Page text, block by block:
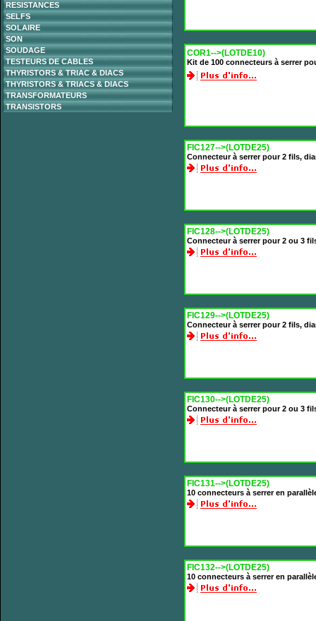
RESISTANCES
SELFS
SOLAIRE
SON
SOUDAGE
TESTEURS DE CABLES
THYRISTORS & TRIAC & DIACS
THYRISTORS & TRIACS & DIACS
TRANSFORMATEURS
TRANSISTORS
COR1-->(LOTDE10)
Kit de 100 connecteurs à serrer
FIC127-->(LOTDE25)
Connecteur à serrer pour 2 fils,
FIC128-->(LOTDE25)
Connecteur à serrer pour 2 ou 3
FIC129-->(LOTDE25)
Connecteur à serrer pour 2 fils,
FIC130-->(LOTDE25)
Connecteur à serrer pour 2 ou 3
FIC131-->(LOTDE25)
10 connecteurs à serrer en
FIC132-->(LOTDE25)
10 connecteurs à serrer en